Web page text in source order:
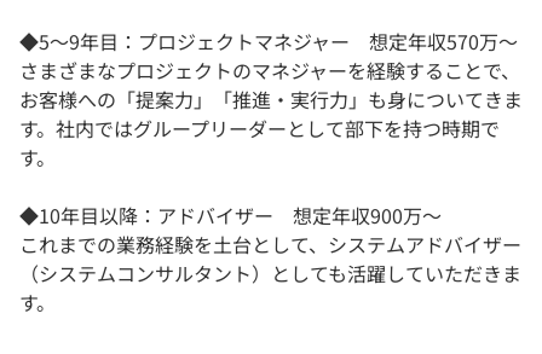
◆5〜9年目：プロジェクトマネジャー 想定年収570万～
さまざまなプロジェクトのマネジャーを経験することで、
お客様への「提案力」「推進・実行力」も身についてきま
す。社内ではグループリーダーとして部下を持つ時期で
す。
◆10年目以降：アドバイザー 想定年収900万～
これまでの業務経験を土台として、システムアドバイザー
（システムコンサルタント）としても活躍していただきま
す。